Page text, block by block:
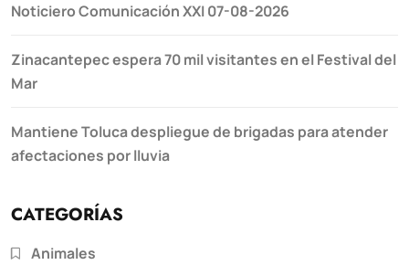
Noticiero Comunicación XXI 07-08-2026
Zinacantepec espera 70 mil visitantes en el Festival del
Mar
Mantiene Toluca despliegue de brigadas para atender
afectaciones por lluvia
CATEGORÍAS
Animales